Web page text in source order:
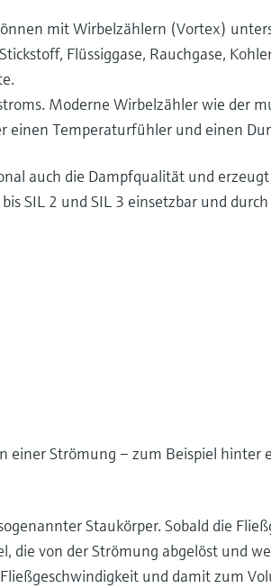
mit Wirbelzählern (Vortex)
Flüssiggase, Rauchgase,
Moderne Wirbelzähler wie der
einen Temperaturfühler und einen
auch die Dampfqualität und erzeugt
SIL 2 und SIL 3 einsetzbar und durch
einer Strömung – zum Beispiel hinter
Staukörper. Sobald die
die von der Strömung abgelöst und
und damit zum